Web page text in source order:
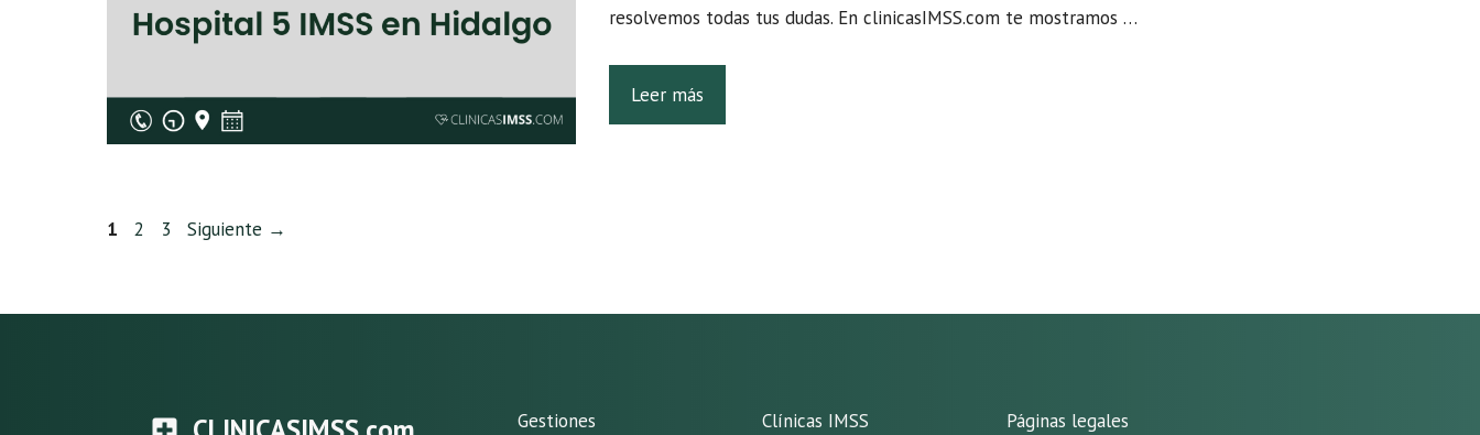
resolvemos todas tus dudas. En clinicasIMSS.com te mostramos …
Leer más
Página
1 Página
2 Página
3 Siguiente →
Gestiones Clínicas IMSS Páginas legales